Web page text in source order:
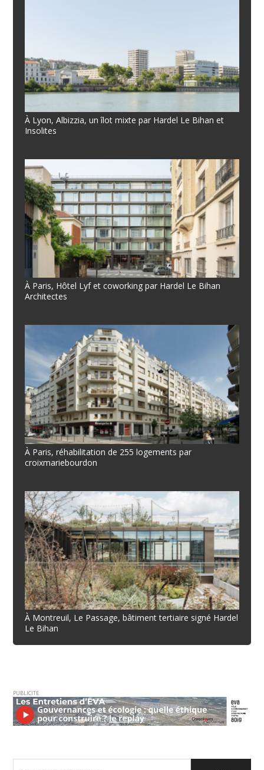
À Lyon, Albizzia, un îlot mixte par Hardel Le Bihan et
Insolites
À Paris, Hôtel Lyf et coworking par Hardel Le Bihan
Architectes
À Paris, réhabilitation de 255 logements par
croixmariebourdon
À Montreuil, Le Passage, bâtiment tertiaire signé Hardel
Le Bihan
PUBLICITE